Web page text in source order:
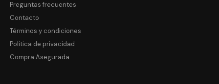
Preguntas frecuentes
Contacto
Términos y condiciones
Política de privacidad
Compra Asegurada